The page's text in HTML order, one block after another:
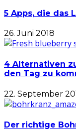
5 Apps, die das
26. Juni 2018
4 Alternativen
den Tag zu
22. September
Der richtige